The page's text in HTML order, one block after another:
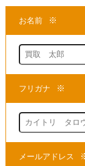
「ラ・フェラー
定期購読の特典
期間限定プレゼ
「特製スペックプ
「特製ディスプ